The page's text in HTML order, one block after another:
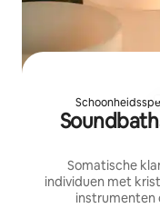
Somatische
individuen met
instrumenten